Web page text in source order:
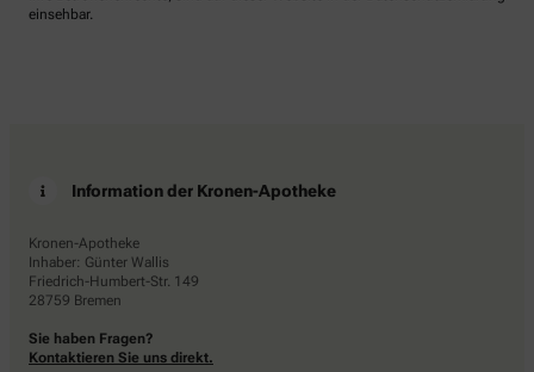
einsehbar.
Information der Kronen-Apotheke
Kronen-Apotheke
Inhaber: Günter Wallis
Friedrich-Humbert-Str. 149
28759 Bremen
Sie haben Fragen?
Kontaktieren Sie uns direkt.